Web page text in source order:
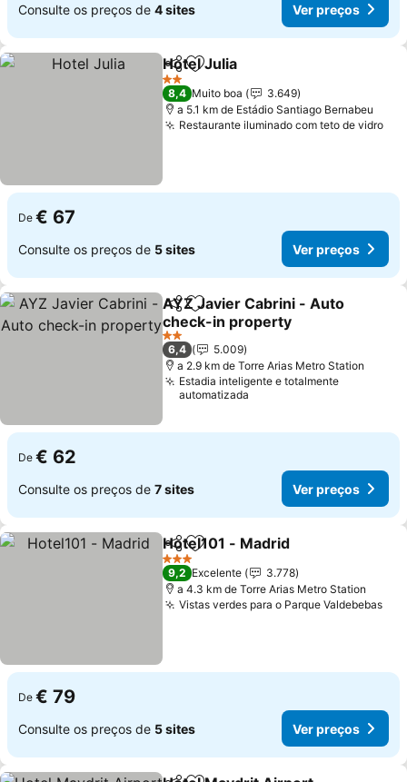
Consulte os preços de 4 sites Ver preços
PartilharAdicionar aos favoritos
Hotel Julia
2 Estrelas
8,4 Muito boa
3.649
a 5.1 km de Estádio Santiago Bernabeu
Restaurante iluminado com teto de vidro
De € 67
Consulte os preços de 5 sites Ver preços
PartilharAdicionar aos favoritos
AYZ Javier Cabrini - Auto
check-in property
Ver preços
2 Estrelas
6,4
5.009
a 2.9 km de Torre Arias Metro Station
Estadia inteligente e totalmente
automatizada
De € 62
Consulte os preços de 7 sites Ver preços
PartilharAdicionar aos favoritos
Hotel101 - Madrid
3 Estrelas
9,2 Excelente
3.778
a 4.3 km de Torre Arias Metro Station
Vistas verdes para o Parque Valdebebas
De € 79
Consulte os preços de 5 sites Ver preços